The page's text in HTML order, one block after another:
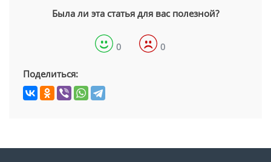
Была ли эта статья для вас полезной?
0 0
Поделиться: